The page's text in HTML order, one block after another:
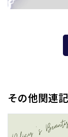
その他関連